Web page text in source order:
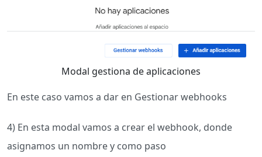
Modal gestiona de aplicaciones
En este caso vamos a dar en Gestionar webhooks
4) En esta modal vamos a crear el webhook, donde
asignamos un nombre y como paso